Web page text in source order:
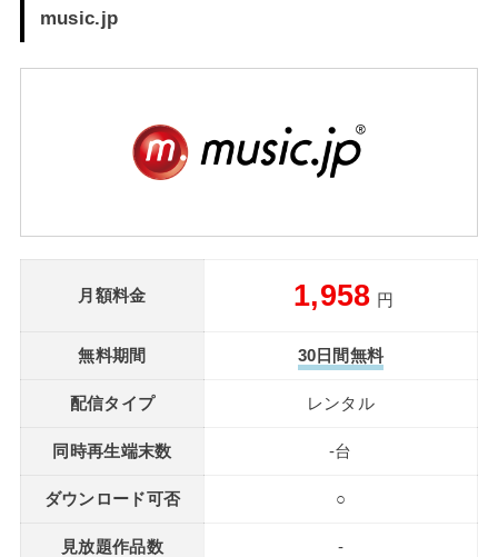
music.jp
月額料金 1,958 円
無料期間 30日間無料
配信タイプ レンタル
同時再生端末数 -台
ダウンロード可否 ○
見放題作品数 -